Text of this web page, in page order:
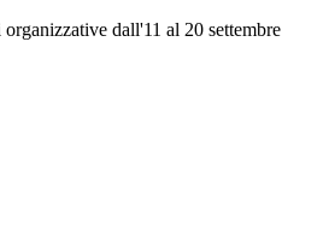
dall'11 al 20 settembre